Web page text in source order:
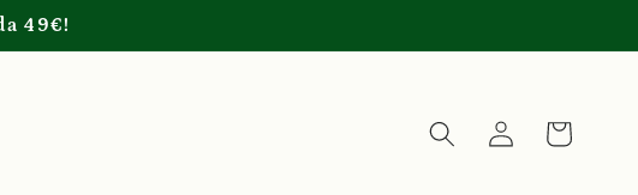
49€!
Accedi Carrello